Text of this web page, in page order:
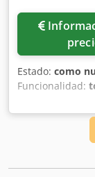
Información de
Estado: como
Funcionalidad:
peso total:
cm equipada
Kyocera,